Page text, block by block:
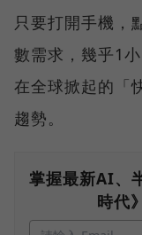
只要打開手機，
數需求，幾乎1
在全球掀起的「
趨勢。
掌握最新AI、
時代